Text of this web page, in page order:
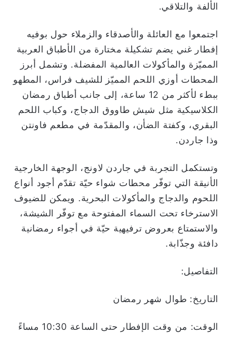
الألفة والتلاقي.
اجتمعوا مع العائلة والأصدقاء والزملاء حول بوفيه
إفطار غني يضم تشكيلة مختارة من الأطباق العربية
المميّزة والمأكولات العالمية المفضلة. وتشمل أبرز
المحطات أوزي اللحم المميّز للشيف فراس، المطهو
ببطء لأكثر من 12 ساعة، إلى جانب أطباق رمضان
الكلاسيكية مثل شيش طاووق الدجاج، وكباب اللحم
البقري، وكفتة الضأن، والمقدّمة في مطعم فاونتن
وذا جاردن.
وتستكمل التجربة في جاردن لاونج، الوجهة الخارجية
الأنيقة التي توفّر محطات شواء حيّة تقدّم أجود أنواع
اللحوم والدجاج والمأكولات البحرية. ويمكن للضيوف
الاسترخاء تحت السماء المفتوحة مع توفّر الشيشة،
والاستمتاع بعروض ترفيهية حيّة في أجواء رمضانية
دافئة وجذّابة.
التفاصيل:
التاريخ: طوال شهر رمضان
الوقت: من وقت الإفطار حتى الساعة 10:30 مساءً